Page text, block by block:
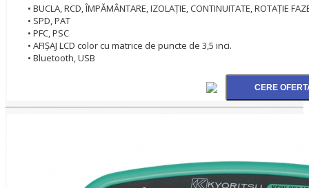
• BUCLA, RCD, ÎMPĂMÂNTARE, IZOLAȚIE, CONTINUITATE, ROTAȚIE
• SPD, PAT
• PFC, PSC
• AFIȘAJ LCD color cu matrice de puncte de 3,5 inci.
• Bluetooth, USB